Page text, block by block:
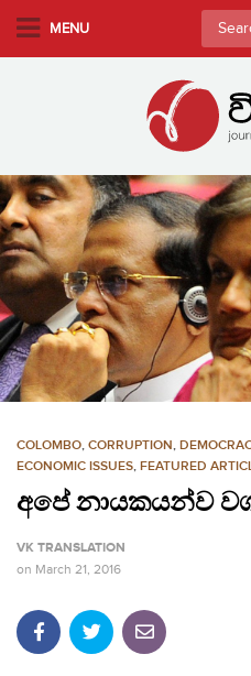
m
a
i
n
c
o
n
t
e
MENU
for:
COLOMBO, CORRUPTION,
ECONOMIC ISSUES, FEATURED
අපේ නායකයන්ව
VK TRANSLATION
on March 21, 2016